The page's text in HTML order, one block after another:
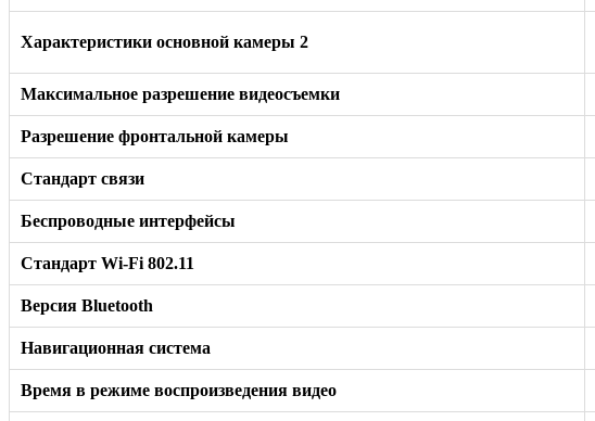
Характеристики основной камеры 2
Максимальное разрешение видеосъемки
Разрешение фронтальной камеры
Стандарт связи
Беспроводные интерфейсы
Стандарт Wi-Fi 802.11
Версия Bluetooth
Навигационная система
Время в режиме воспроизведения видео